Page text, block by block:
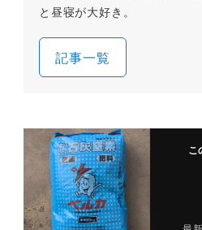
と昼寝が大好き。
記事一覧
こ